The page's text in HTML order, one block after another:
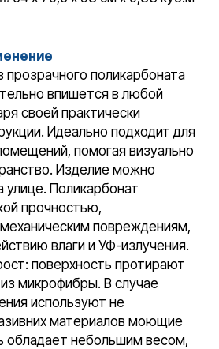
прозрачного поликарбоната
впишется в любой
своей практически
Идеально подходит для
помогая визуально
Изделие можно
улице. Поликарбонат
прочностью,
повреждениям,
влаги и УФ-излучения.
поверхность протирают
микрофибры. В случае
используют не
материалов моющие
обладает небольшим весом,